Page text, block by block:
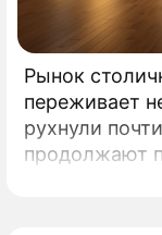
Рынок
переживает
рухнули
продолжают
2026 года